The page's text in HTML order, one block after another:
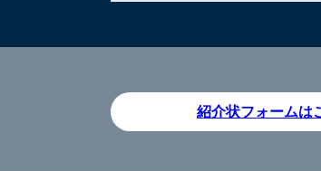
紹介状フォームは